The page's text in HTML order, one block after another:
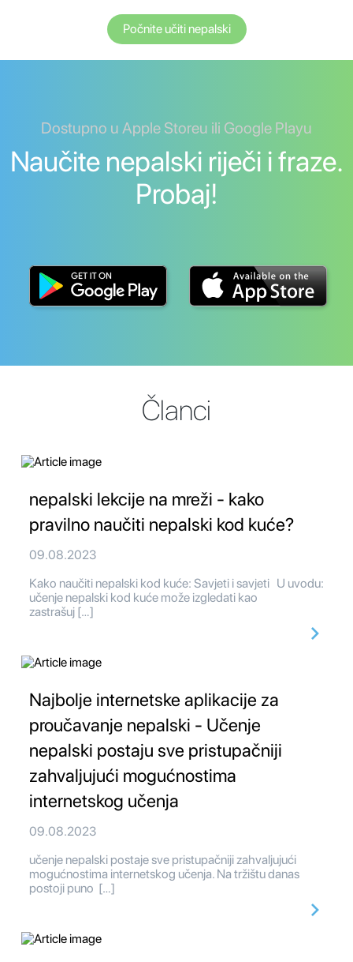
Počnite učiti nepalski
Dostupno u Apple Storeu ili Google Playu
Naučite nepalski riječi i fraze.
Probaj!
Članci
nepalski lekcije na mreži - kako
pravilno naučiti nepalski kod kuće?
09.08.2023
Kako naučiti nepalski kod kuće: Savjeti i savjeti U uvodu:
učenje nepalski kod kuće može izgledati kao
zastrašuj […]
Najbolje internetske aplikacije za
proučavanje nepalski - Učenje
nepalski postaju sve pristupačniji
zahvaljujući mogućnostima
internetskog učenja
09.08.2023
učenje nepalski postaje sve pristupačniji zahvaljujući
mogućnostima internetskog učenja. Na tržištu danas
postoji puno […]